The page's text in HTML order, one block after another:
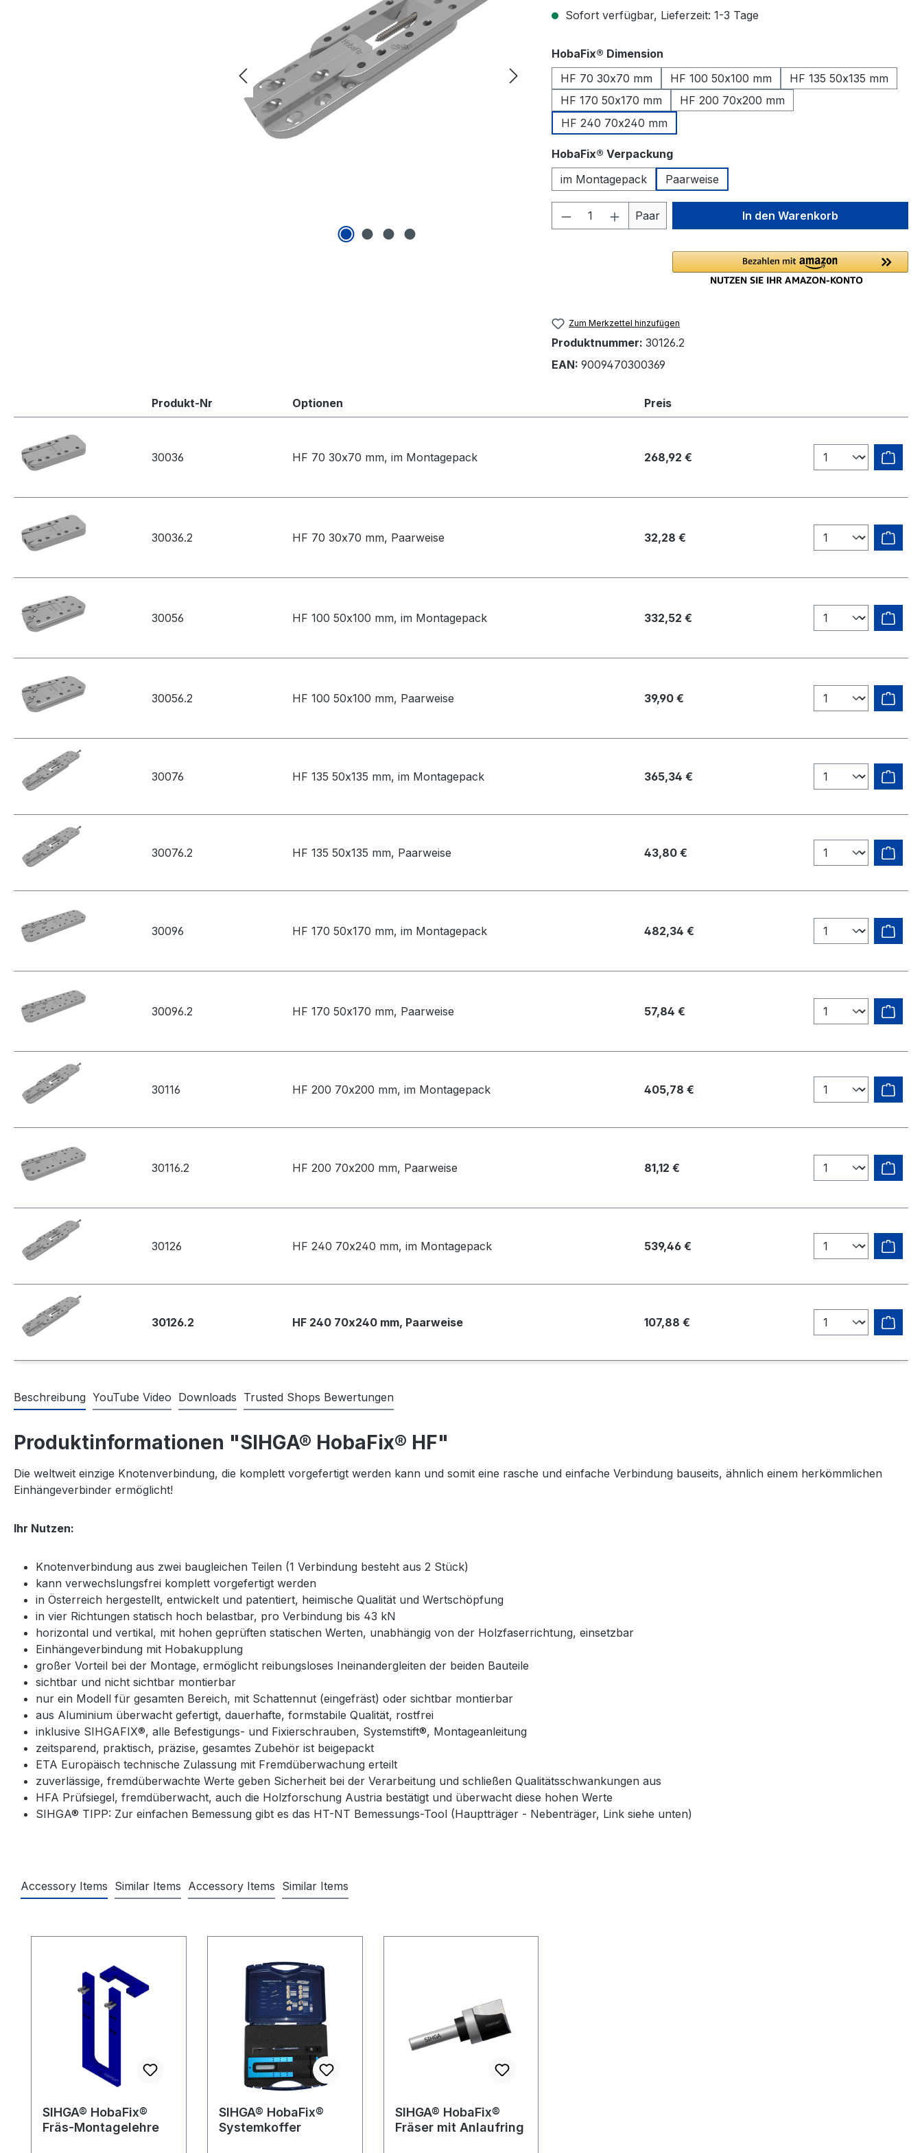
Sofort verfügbar, Lieferzeit: 1-3 Tage
HobaFix® Dimension
HF 70 30x70 mm
HF 100 50x100 mm
HF 135 50x135 mm
HF 170 50x170 mm
HF 200 70x200 mm
HF 240 70x240 mm
HobaFix® Verpackungauswählen
im Montagepack
Paarweise
Produkt Anzahl: Gib den gewünschten Wert
Paar In den Warenkorb
Zum Merkzettel hinzufügen
Produktnummer: 30126.2
EAN: 9009470300369
Produkt-Nr Optionen Preis
30036 HF 70 30x70 mm, im Montagepack 268,92 €
30036.2 HF 70 30x70 mm, Paarweise 32,28 €
30056 HF 100 50x100 mm, im Montagepack 332,52 €
30056.2 HF 100 50x100 mm, Paarweise 39,90 €
30076 HF 135 50x135 mm, im Montagepack 365,34 €
30076.2 HF 135 50x135 mm, Paarweise 43,80 €
30096 HF 170 50x170 mm, im Montagepack 482,34 €
30096.2 HF 170 50x170 mm, Paarweise 57,84 €
30116 HF 200 70x200 mm, im Montagepack 405,78 €
30116.2 HF 200 70x200 mm, Paarweise 81,12 €
30126 HF 240 70x240 mm, im Montagepack 539,46 €
30126.2 HF 240 70x240 mm, Paarweise 107,88 €
Beschreibung YouTube Video Downloads Trusted Shops Bewertungen
Produktinformationen "SIHGA® HobaFix® HF"
Die weltweit einzige Knotenverbindung, die komplett vorgefertigt werden kann und somit eine rasche und einfache Verbindung bauseits, ähnlich einem herkömmlichen
Einhängeverbinder ermöglicht!
Ihr Nutzen:
Knotenverbindung aus zwei baugleichen Teilen (1 Verbindung besteht aus 2 Stück)
kann verwechslungsfrei komplett vorgefertigt werden
in Österreich hergestellt, entwickelt und patentiert, heimische Qualität und Wertschöpfung
in vier Richtungen statisch hoch belastbar, pro Verbindung bis 43 kN
horizontal und vertikal, mit hohen geprüften statischen Werten, unabhängig von der Holzfaserrichtung, einsetzbar
Einhängeverbindung mit Hobakupplung
großer Vorteil bei der Montage, ermöglicht reibungsloses Ineinandergleiten der beiden Bauteile
sichtbar und nicht sichtbar montierbar
nur ein Modell für gesamten Bereich, mit Schattennut (eingefräst) oder sichtbar montierbar
aus Aluminium überwacht gefertigt, dauerhafte, formstabile Qualität, rostfrei
inklusive SIHGAFIX®, alle Befestigungs- und Fixierschrauben, Systemstift®, Montageanleitung
zeitsparend, praktisch, präzise, gesamtes Zubehör ist beigepackt
ETA Europäisch technische Zulassung mit Fremdüberwachung erteilt
zuverlässige, fremdüberwachte Werte geben Sicherheit bei der Verarbeitung und schließen Qualitätsschwankungen aus
HFA Prüfsiegel, fremdüberwacht, auch die Holzforschung Austria bestätigt und überwacht diese hohen Werte
SIHGA® TIPP: Zur einfachen Bemessung gibt es das HT-NT Bemessungs-Tool (Hauptträger - Nebenträger, Link siehe unten)
Accessory Items Similar Items Accessory Items Similar Items
SIHGA® HobaFix®
Fräs-Montagelehre
SIHGA® HobaFix®
Systemkoffer
SIHGA® HobaFix®
Fräser mit Anlaufring